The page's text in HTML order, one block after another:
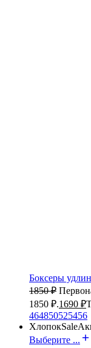
Боксеры
1850₽
1850 ₽.1690 ₽
464850525456
ХлопокSale
Выберите ...